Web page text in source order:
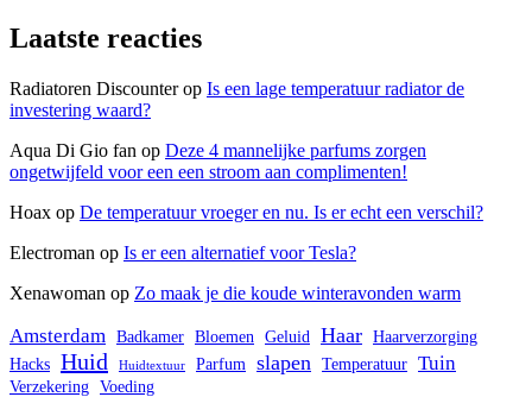
Laatste reacties
Radiatoren Discounterop Is een lage temperatuur radiator de
investering waard?
Aqua Di Gio fan op Deze 4 mannelijke parfums zorgen
ongetwijfeld voor een een stroom aan complimenten!
Hoax op De temperatuur vroeger en nu. Is er echt een verschil?
Electroman op Is er een alternatief voor Tesla?
Xenawoman op Zo maak je die koude winteravonden warm
Amsterdam Badkamer Bloemen Geluid Haar Haarverzorging
Hacks Huid Huidtextuur Parfum slapen Temperatuur Tuin
Verzekering Voeding